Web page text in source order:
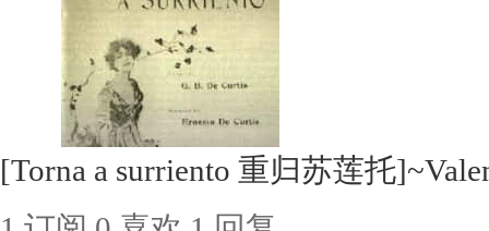
[Torna a surriento 重归苏莲托